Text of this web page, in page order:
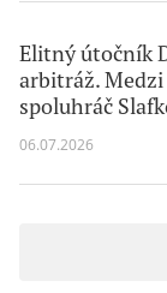
Elitný útočník
arbitráž.
spoluhráč
06.07.2026